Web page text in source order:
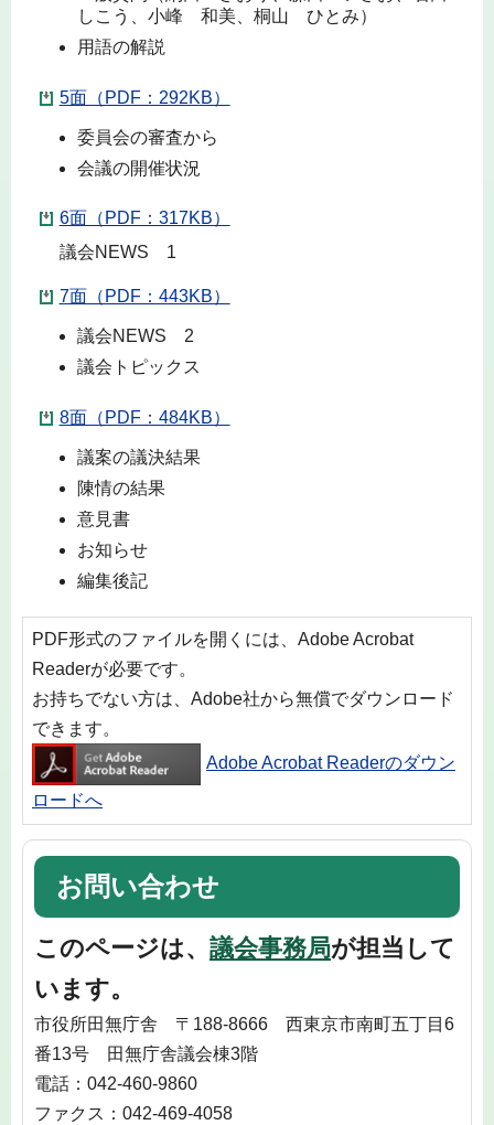
しこう、小峰 和美、桐山 ひとみ）
用語の解説
5面（PDF：292KB）
委員会の審査から
会議の開催状況
6面（PDF：317KB）
議会NEWS 1
7面（PDF：443KB）
議会NEWS 2
議会トピックス
8面（PDF：484KB）
議案の議決結果
陳情の結果
意見書
お知らせ
編集後記
PDF形式のファイルを開くには、Adobe Acrobat
Readerが必要です。
お持ちでない方は、Adobe社から無償でダウンロード
できます。
Adobe Acrobat Readerのダウン
ロードへ
お問い合わせ
このページは、 議会事務局が担当して
います。
市役所田無庁舎 〒188-8666 西東京市南町五丁目6
番13号 田無庁舎議会棟3階
電話：042-460-9860
ファクス：042-469-4058